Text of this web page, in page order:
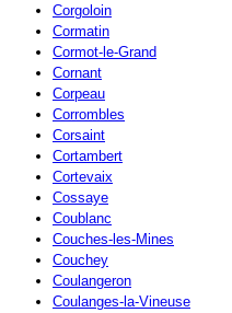
Corgoloin
Cormatin
Cormot-le-Grand
Cornant
Corpeau
Corrombles
Corsaint
Cortambert
Cortevaix
Cossaye
Coublanc
Couches-les-Mines
Couchey
Coulangeron
Coulanges-la-Vineuse